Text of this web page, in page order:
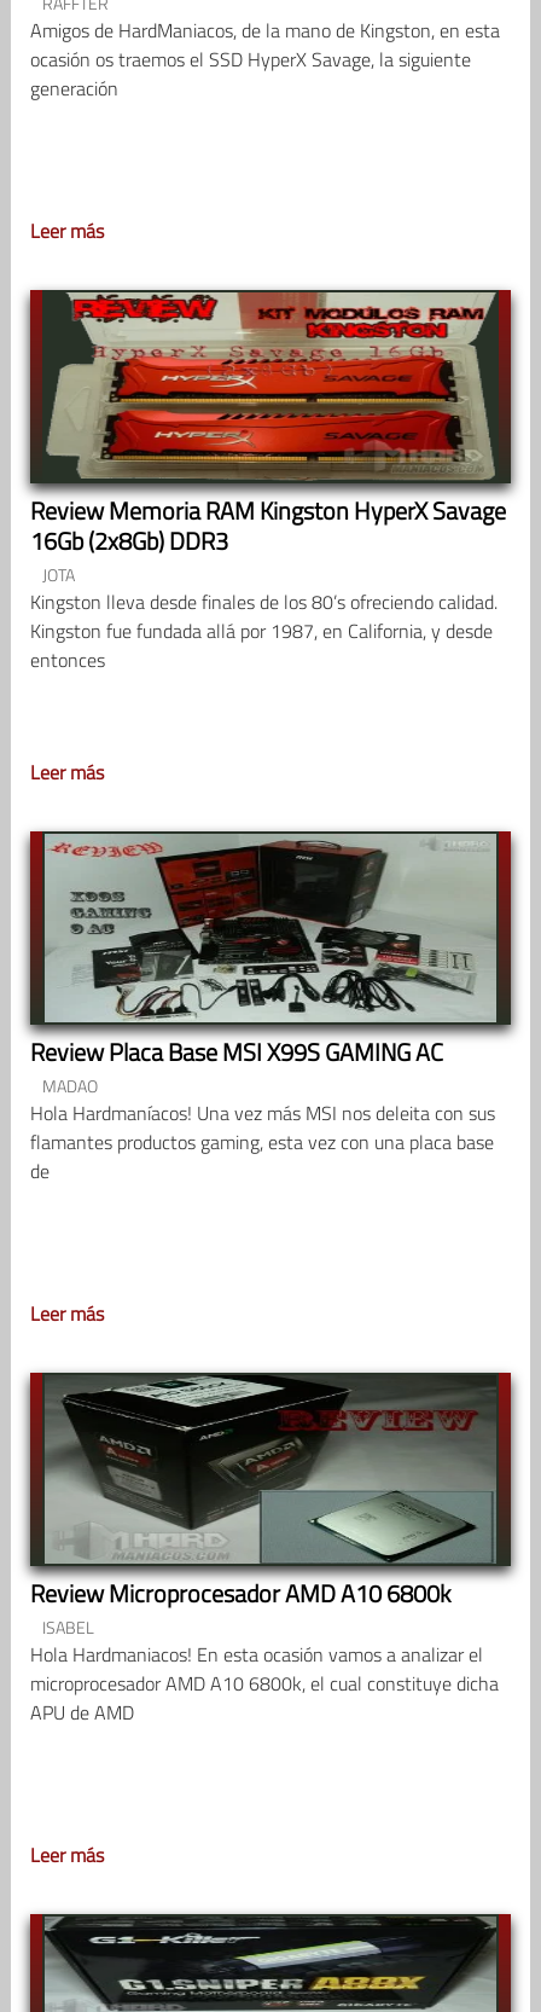
Amigos de HardManiacos, de la mano de Kingston, en esta
ocasión os traemos el SSD HyperX Savage, la siguiente
generación
Leer más
Review Memoria RAM Kingston HyperX Savage
16Gb (2x8Gb) DDR3
JOTA
Kingston lleva desde finales de los 80’s ofreciendo calidad.
Kingston fue fundada allá por 1987, en California, y desde
entonces
Leer más
Review Placa Base MSI X99S GAMING AC
MADAO
Hola Hardmaníacos! Una vez más MSI nos deleita con sus
flamantes productos gaming, esta vez con una placa base
de
Leer más
Review Microprocesador AMD A10 6800k
ISABEL
Hola Hardmaniacos! En esta ocasión vamos a analizar el
microprocesador AMD A10 6800k, el cual constituye dicha
APU de AMD
Leer más